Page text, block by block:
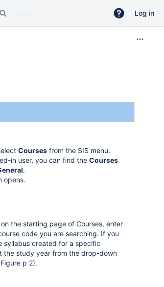
Log in
Courses from the SIS menu.
in user, you can find the Courses
.
opens.
the starting page of Courses, enter
code you are searching. If you
syllabus created for a specific
the study year from the drop-down
p 2).